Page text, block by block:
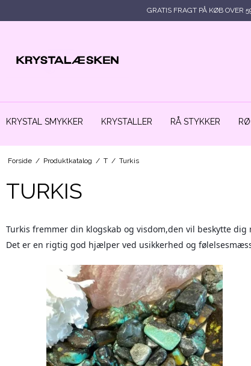
GRATIS FRAGT PÅ KØB OVER
KRYSTAL SMYKKER KRYSTALLER RÅ STYKKER
Forside / Produktkatalog / T / Turkis
TURKIS
Turkis fremmer din klogskab og visdom,den vil beskytte dig
Det er en rigtig god hjælper ved usikkerhed og